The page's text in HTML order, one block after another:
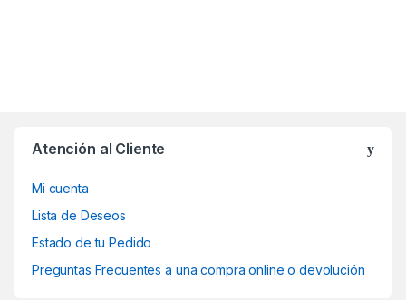
Atención al Cliente
Mi cuenta
Lista de Deseos
Estado de tu Pedido
Preguntas Frecuentes a una compra online o devolución